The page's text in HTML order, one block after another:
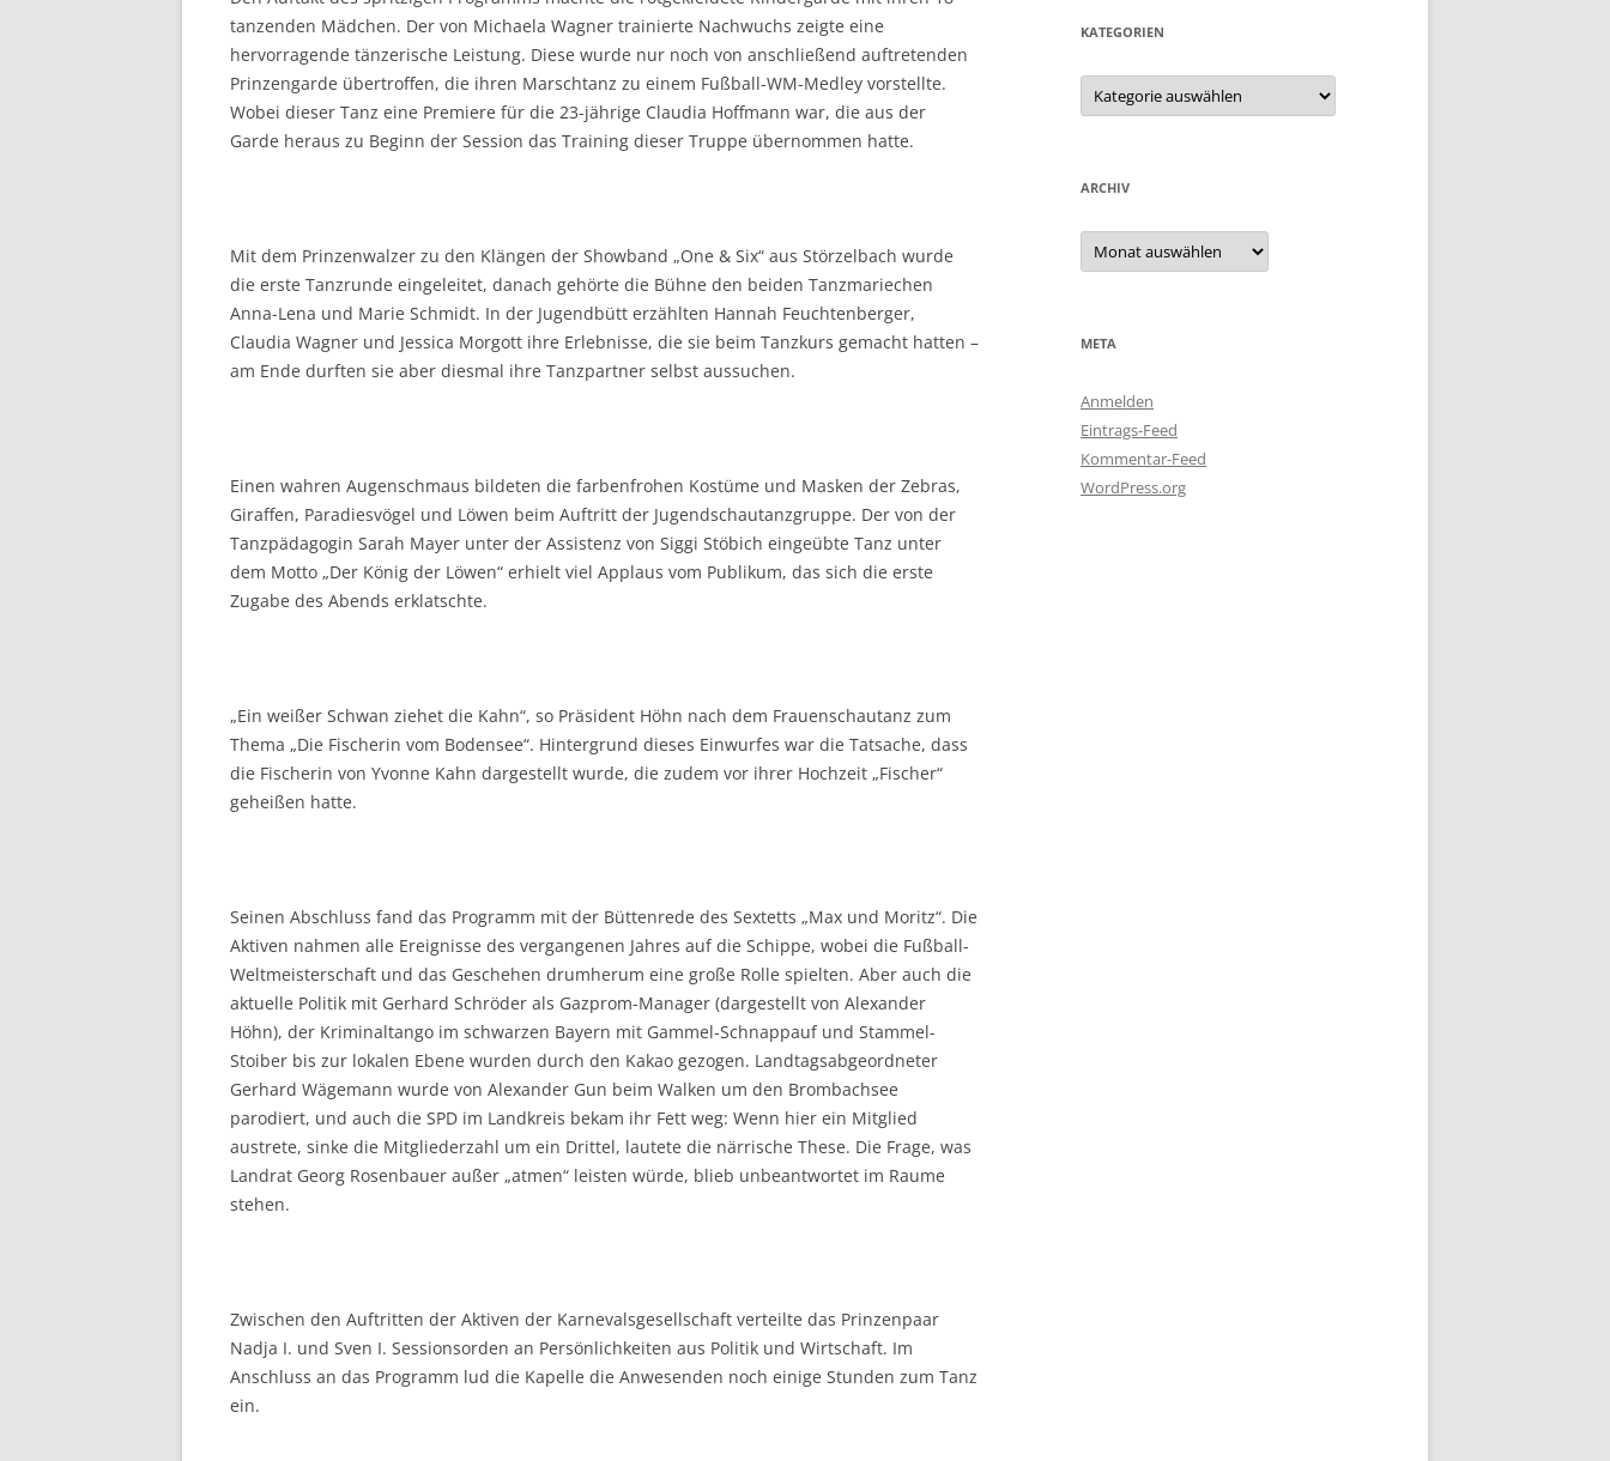
tanzenden Mädchen. Der von Michaela Wagner trainierte Nachwuchs zeigte eine
hervorragende tänzerische Leistung. Diese wurde nur noch von anschließend auftretenden
Prinzengarde übertroffen, die ihren Marschtanz zu einem Fußball-WM-Medley vorstellte.
Wobei dieser Tanz eine Premiere für die 23-jährige Claudia Hoffmann war, die aus der
Garde heraus zu Beginn der Session das Training dieser Truppe übernommen hatte.
Mit dem Prinzenwalzer zu den Klängen der Showband „One & Six“ aus Störzelbach wurde
die erste Tanzrunde eingeleitet, danach gehörte die Bühne den beiden Tanzmariechen
Anna-Lena und Marie Schmidt. In der Jugendbütt erzählten Hannah Feuchtenberger,
Claudia Wagner und Jessica Morgott ihre Erlebnisse, die sie beim Tanzkurs gemacht hatten –
am Ende durften sie aber diesmal ihre Tanzpartner selbst aussuchen.
Einen wahren Augenschmaus bildeten die farbenfrohen Kostüme und Masken der Zebras,
Giraffen, Paradiesvögel und Löwen beim Auftritt der Jugendschautanzgruppe. Der von der
Tanzpädagogin Sarah Mayer unter der Assistenz von Siggi Stöbich eingeübte Tanz unter
dem Motto „Der König der Löwen“ erhielt viel Applaus vom Publikum, das sich die erste
Zugabe des Abends erklatschte.
„Ein weißer Schwan ziehet die Kahn“, so Präsident Höhn nach dem Frauenschautanz zum
Thema „Die Fischerin vom Bodensee“. Hintergrund dieses Einwurfes war die Tatsache, dass
die Fischerin von Yvonne Kahn dargestellt wurde, die zudem vor ihrer Hochzeit „Fischer“
geheißen hatte.
Seinen Abschluss fand das Programm mit der Büttenrede des Sextetts „Max und Moritz“. Die
Aktiven nahmen alle Ereignisse des vergangenen Jahres auf die Schippe, wobei die Fußball-
Weltmeisterschaft und das Geschehen drumherum eine große Rolle spielten. Aber auch die
aktuelle Politik mit Gerhard Schröder als Gazprom-Manager (dargestellt von Alexander
Höhn), der Kriminaltango im schwarzen Bayern mit Gammel-Schnappauf und Stammel-
Stoiber bis zur lokalen Ebene wurden durch den Kakao gezogen. Landtagsabgeordneter
Gerhard Wägemann wurde von Alexander Gun beim Walken um den Brombachsee
parodiert, und auch die SPD im Landkreis bekam ihr Fett weg: Wenn hier ein Mitglied
austrete, sinke die Mitgliederzahl um ein Drittel, lautete die närrische These. Die Frage, was
Landrat Georg Rosenbauer außer „atmen“ leisten würde, blieb unbeantwortet im Raume
stehen.
Zwischen den Auftritten der Aktiven der Karnevalsgesellschaft verteilte das Prinzenpaar
Nadja I. und Sven I. Sessionsorden an Persönlichkeiten aus Politik und Wirtschaft. Im
Anschluss an das Programm lud die Kapelle die Anwesenden noch einige Stunden zum Tanz
ein.
KATEGORIEN
Kategorien
ARCHIV
Archiv
META
Anmelden
Eintrags-Feed
Kommentar-Feed
WordPress.org